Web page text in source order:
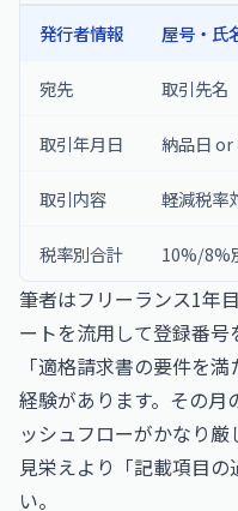
発行者情報 屋号・氏
宛先 取引先名
取引年月日 納品日 or
取引内容 軽減税率
税率別合計 10%/8%
筆者はフリーランス1年
ートを流用して登録番
「適格請求書の要件を
経験があります。その月
ッシュフローがかなり
見栄えより「記載項目
い。